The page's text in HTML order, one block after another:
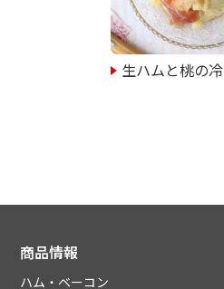
生ハムと桃の
商品情報
ハム・ベーコン